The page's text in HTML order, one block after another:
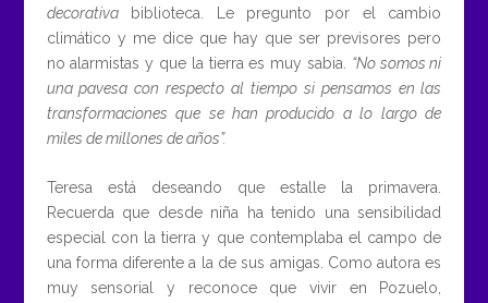
decorativabiblioteca. Le pregunto por el cambio
climático y me dice que hay que ser previsores pero
no alarmistas y que la tierra es muy sabia. “No somos ni
una pavesa con respecto al tiempo si pensamos en las
transformaciones que se han producido a lo largo de
miles de millones de años”.
Teresa está deseando que estalle la primavera.
Recuerda que desde niña ha tenido una sensibilidad
especial con la tierra y que contemplaba el campo de
una forma diferente a la de sus amigas. Como autora es
muy sensorial y reconoce que vivir en Pozuelo,